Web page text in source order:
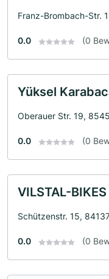
Franz-Brombach-Str.
0.0 (0
Yüksel
Oberauer Str. 19,
0.0 (0
VILSTAL-
Schützenstr. 15,
0.0 (0